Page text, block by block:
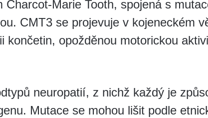
Charcot-Marie Tooth, spojená s
CMT3 se projevuje v kojeneckém
končetin, opožděnou motorickou
neuropatií, z nichž každý je
Mutace se mohou lišit podle